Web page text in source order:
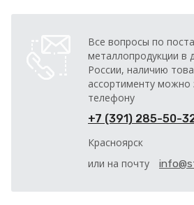
Все вопросы по
металлопродукции в
России, наличию
ассортименту можно
телефону
+7 (391) 285-50-
Красноярск
или на почту